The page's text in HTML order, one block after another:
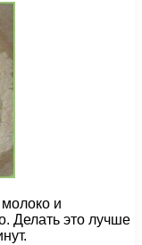
и
Делать это лучше